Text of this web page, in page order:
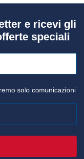
e ricevi gli
speciali
solo comunicazioni